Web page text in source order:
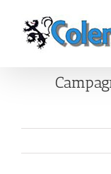
contenu